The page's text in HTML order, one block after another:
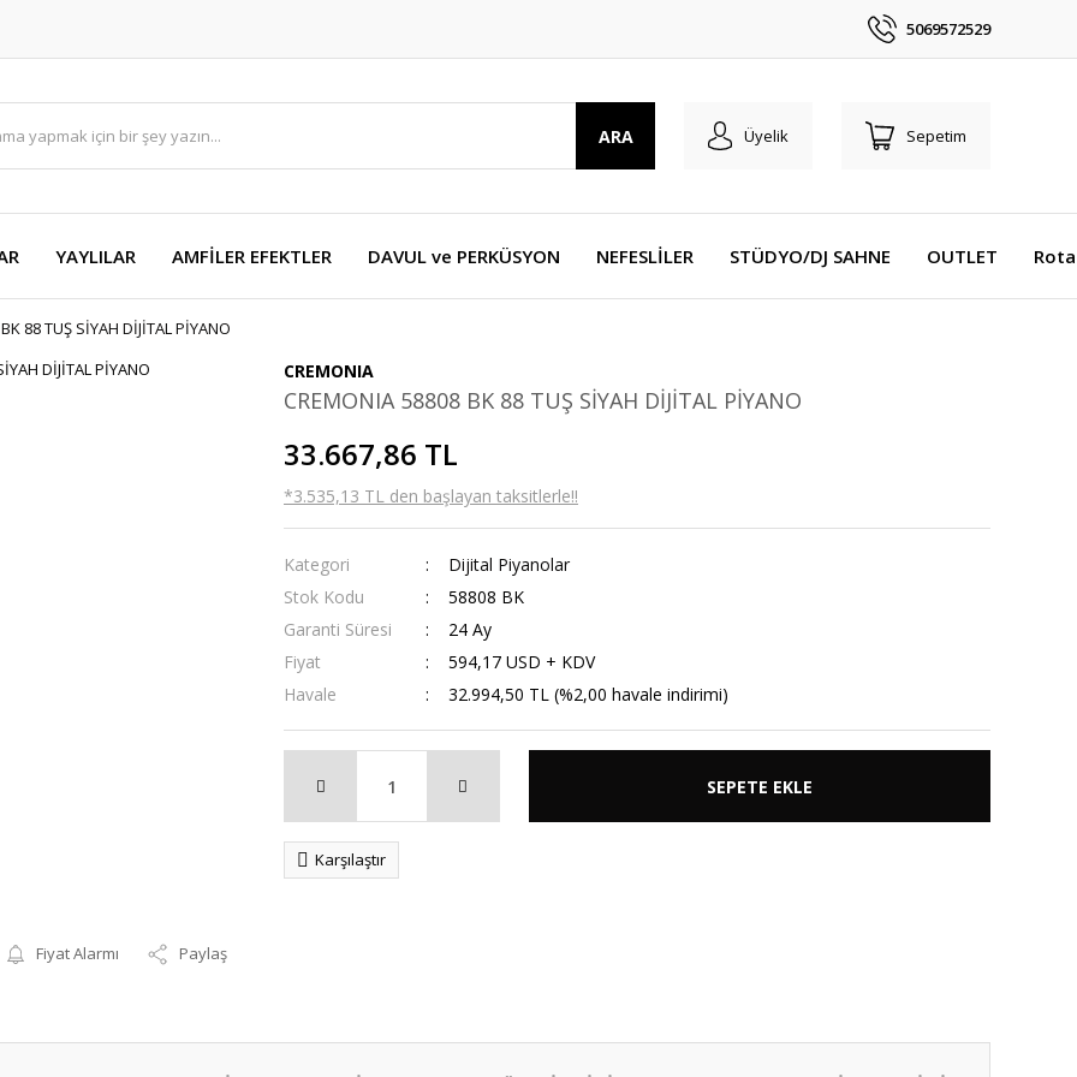
5069572529
ARA Üyelik Sepetim
YAYLILAR AMFİLER EFEKTLER DAVUL ve PERKÜSYON NEFESLİLER STÜDYO/DJ SAHNE OUTLET
88 TUŞ SİYAH DİJİTAL PİYANO
Fiyat Alarmı Paylaş
CREMONIA
CREMONIA 58808 BK 88 TUŞ SİYAH DİJİTAL PİYANO
33.667,86 TL
*3.535,13 TL den başlayan taksitlerle!!
Kategori
Dijital Piyanolar
Stok Kodu
58808 BK
Garanti Süresi
24 Ay
Fiyat
594,17 USD + KDV
Havale
32.994,50 TL (%2,00 havale indirimi)
SEPETE EKLE
Karşılaştır